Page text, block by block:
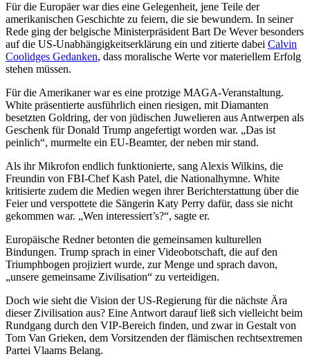
Für die Europäer war dies eine Gelegenheit, jene Teile der
amerikanischen Geschichte zu feiern, die sie bewundern. In seiner
Rede ging der belgische Ministerpräsident Bart De Wever besonders
auf die US-Unabhängigkeitserklärung ein und zitierte dabei Calvin
Coolidges Gedanken, dass moralische Werte vor materiellem Erfolg
stehen müssen.
Für die Amerikaner war es eine protzige MAGA-Veranstaltung.
White präsentierte ausführlich einen riesigen, mit Diamanten
besetzten Goldring, der von jüdischen Juwelieren aus Antwerpen als
Geschenk für Donald Trump angefertigt worden war. „Das ist
peinlich“, murmelte ein EU-Beamter, der neben mir stand.
Als ihr Mikrofon endlich funktionierte, sang Alexis Wilkins, die
Freundin von FBI-Chef Kash Patel, die Nationalhymne. White
kritisierte zudem die Medien wegen ihrer Berichterstattung über die
Feier und verspottete die Sängerin Katy Perry dafür, dass sie nicht
gekommen war. „Wen interessiert’s?“, sagte er.
Europäische Redner betonten die gemeinsamen kulturellen
Bindungen. Trump sprach in einer Videobotschaft, die auf den
Triumphbogen projiziert wurde, zur Menge und sprach davon,
„unsere gemeinsame Zivilisation“ zu verteidigen.
Doch wie sieht die Vision der US-Regierung für die nächste Ära
dieser Zivilisation aus? Eine Antwort darauf ließ sich vielleicht beim
Rundgang durch den VIP-Bereich finden, und zwar in Gestalt von
Tom Van Grieken, dem Vorsitzenden der flämischen rechtsextremen
Partei Vlaams Belang.